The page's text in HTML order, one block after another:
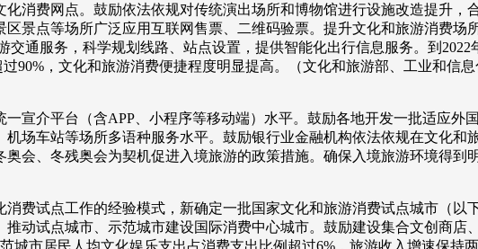
消费网点。鼓励依法依规对传统演出场所和博物馆进行设施改造提升，
景点等场所广泛应用互联网售票、二维码验票。提升文化和旅游消费场
通服务，科学规划线路、站点设置，提供智能化出行信息服务。到2022
90%，文化和旅游消费便捷程度明显提高。（文化和旅游部、工业和信
介平台（含APP、小程序等移动端）水平。鼓励各地开发一批适应外
场车站等场所多语种服务水平。鼓励银行业金融机构依法依规在文化和
会、冬残奥会为契机促进入境旅游的政策措施。确保入境旅游环境得
试点工作的经验模式，新确定一批国家文化和旅游消费试点城市（以
动试点城市、示范城市建设国际消费中心城市。鼓励建设集合文创商店
城市居民人均文化娱乐支出占消费支出比例超过6%，旅游收入增速保持